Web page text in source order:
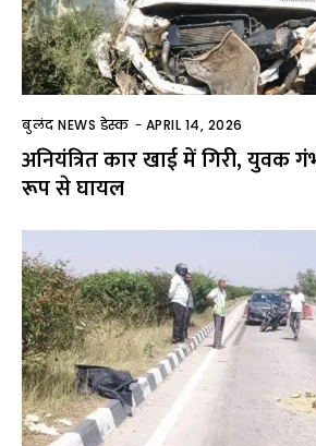
बुलंद NEWS डेस्क - APRIL 14, 2026
अनियंत्रित कार खाई में गिरी, युवक
रूप से घायल